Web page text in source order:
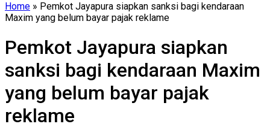
Home » Pemkot Jayapura siapkan sanksi bagi kendaraan
Maxim yang belum bayar pajak reklame
Pemkot Jayapura siapkan
sanksi bagi kendaraan Maxim
yang belum bayar pajak
reklame